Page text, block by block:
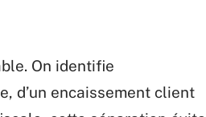
On identifie
d’un encaissement client